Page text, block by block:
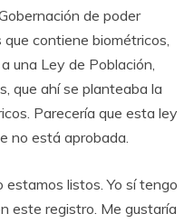
de poder
contiene biométricos,
una Ley de Población,
que ahí se planteaba la
Parecería que esta ley
no está aprobada.
estamos listos. Yo sí tengo
este registro. Me gustaría